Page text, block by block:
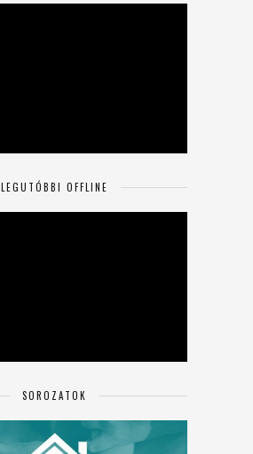
LEGUTÓBBI OFFLINE
SOROZATOK